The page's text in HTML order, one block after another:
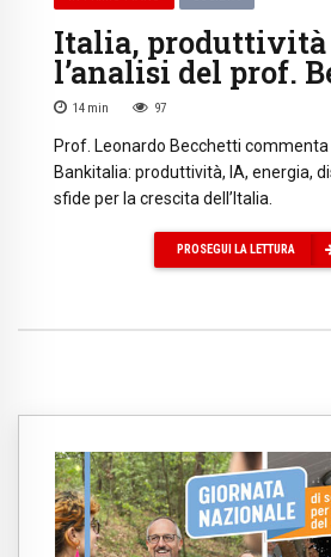
Italia, produttività
l’analisi del prof.
14 min 97
Prof. Leonardo Becchetti
Bankitalia: produttività, IA, energia,
sfide per la crescita dell’Italia.
PROSEGUI LA LETTURA